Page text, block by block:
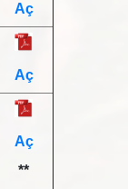
Aç
Aç
Aç
**